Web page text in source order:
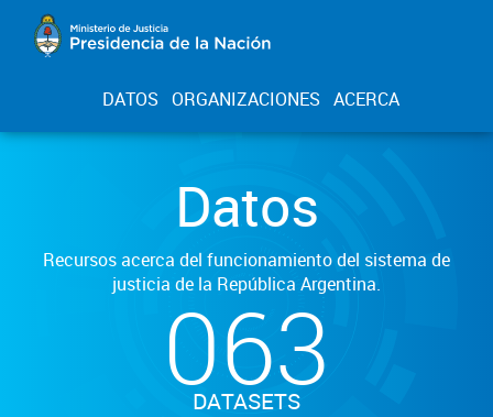
DATOS ORGANIZACIONES ACERCA
Datos
Recursos acerca del funcionamiento del sistema de
justicia de la República Argentina.
063
DATASETS